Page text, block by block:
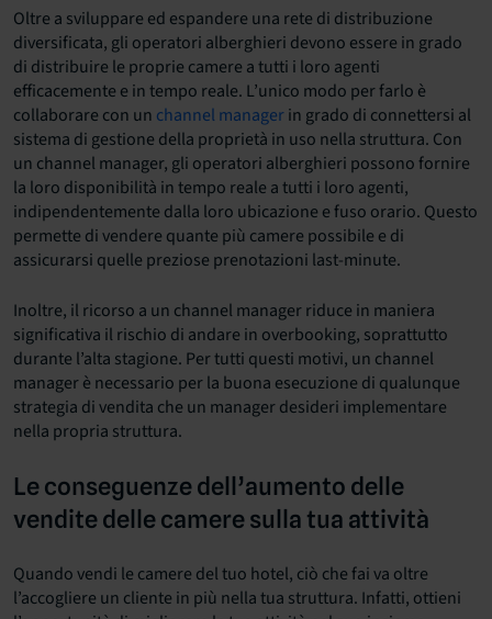
Oltre a sviluppare ed espandere una rete di distribuzione
diversificata, gli operatori alberghieri devono essere in grado
di distribuire le proprie camere a tutti i loro agenti
efficacemente e in tempo reale. L’unico modo per farlo è
collaborare con un channel managerin grado di connettersi al
sistema di gestione della proprietà in uso nella struttura. Con
un channel manager, gli operatori alberghieri possono fornire
la loro disponibilità in tempo reale a tutti i loro agenti,
indipendentemente dalla loro ubicazione e fuso orario. Questo
permette di vendere quante più camere possibile e di
assicurarsi quelle preziose prenotazioni last-minute.
Inoltre, il ricorso a un channel manager riduce in maniera
significativa il rischio di andare in overbooking, soprattutto
durante l’alta stagione. Per tutti questi motivi, un channel
manager è necessario per la buona esecuzione di qualunque
strategia di vendita che un manager desideri implementare
nella propria struttura.
Le conseguenze dell’aumento delle
vendite delle camere sulla tua attività
Quando vendi le camere del tuo hotel, ciò che fai va oltre
l’accogliere un cliente in più nella tua struttura. Infatti, ottieni